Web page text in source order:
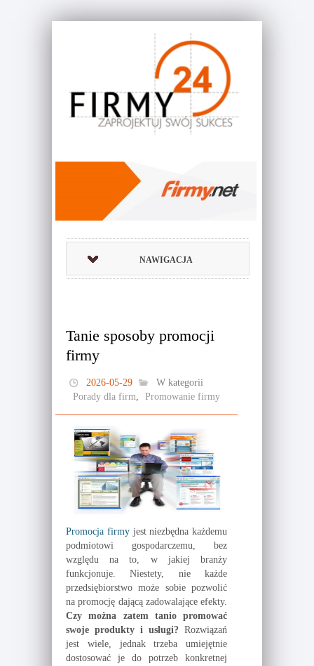
NAWIGACJA
Tanie sposoby promocji
firmy
2026-05-29
W kategorii
Porady dla firm, Promowanie firmy
Promocja firmyjest niezbędna każdemu
podmiotowi gospodarczemu, bez
względu na to, w jakiej branży
funkcjonuje. Niestety, nie każde
przedsiębiorstwo może sobie pozwolić
na promocję dającą zadowalające efekty.
Czy można zatem tanio promować
swoje produkty i usługi? Rozwiązań
jest wiele, jednak trzeba umiejętnie
dostosować je do potrzeb konkretnej